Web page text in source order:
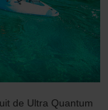
de Ultra Quantum